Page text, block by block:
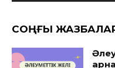
CОҢҒЫ